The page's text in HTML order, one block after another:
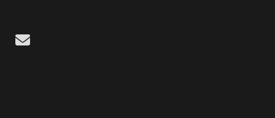
Email